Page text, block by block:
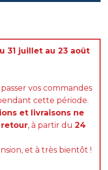
31 juillet au 23 août
vos commandes
cette période.
et livraisons ne
, à partir du 24
et à très bientôt !